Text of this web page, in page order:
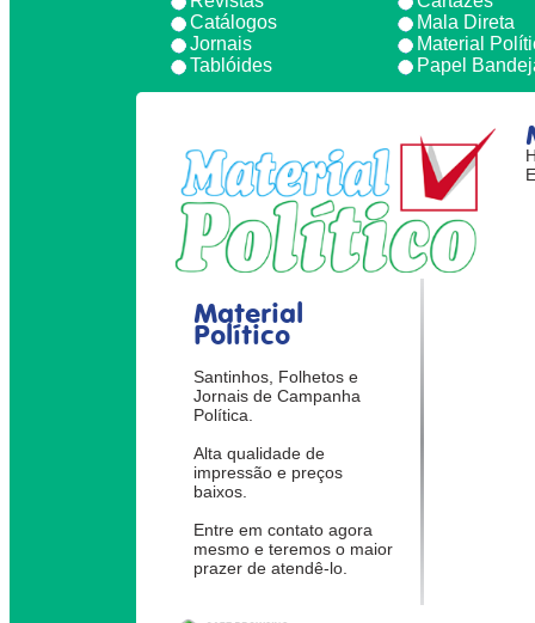
Catálogos
Jornais
Tablóides
Mala Direta
Material
Papel
Material
Político
Santinhos, Folhetos e
Jornais de Campanha
Política.
Alta qualidade de
impressão e preços
baixos.
Entre em contato agora
mesmo e teremos o maior
prazer de atendê-lo.